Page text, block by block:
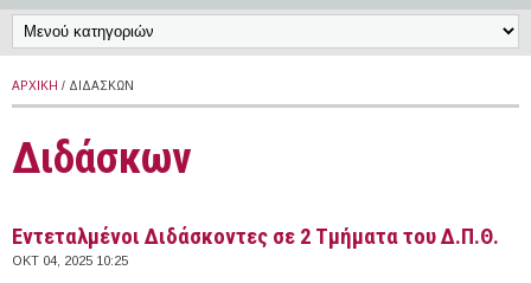
ΑΡΧΙΚΉ / ΔΙΔΆΣΚΩΝ
Διδάσκων
Εντεταλμένοι Διδάσκοντες σε 2 Τμήματα του Δ.Π.Θ.
ΟΚΤ 04, 2025 10:25